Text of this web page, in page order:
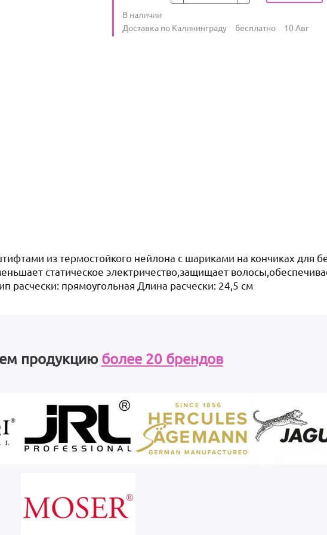
Количество
В наличии
Условия доставки
Доставка по Калининграду бесплатно 10 Авг
из термостойкого нейлона с шариками на кончиках для
статическое электричество,защищает
расчески: прямоугольная Длина расчески: 24,5 см
продукцию более 20 брендов